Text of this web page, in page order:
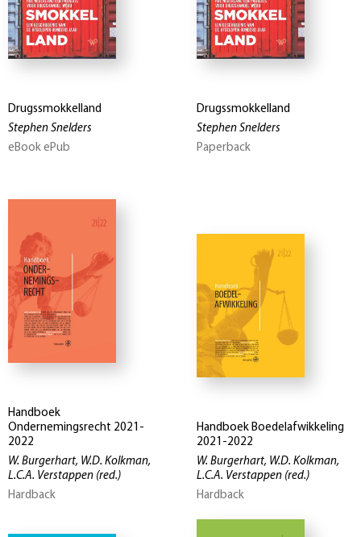
Drugssmokkelland
Stephen Snelders
eBook ePub
Drugssmokkelland
Stephen Snelders
Paperback
Handboek
Ondernemingsrecht 2021-
2022
W. Burgerhart, W.D. Kolkman,
L.C.A. Verstappen (red.)
Hardback
Handboek Boedelafwikkeling
2021-2022
W. Burgerhart, W.D. Kolkman,
L.C.A. Verstappen (red.)
Hardback